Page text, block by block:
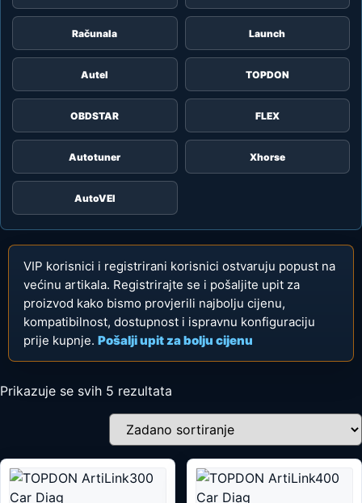
Računala Launch
Autel TOPDON
OBDSTAR FLEX
Autotuner Xhorse
AutoVEI
VIP korisnici i registrirani korisnici ostvaruju popust na
većinu artikala. Registrirajte se i pošaljite upit za
proizvod kako bismo provjerili najbolju cijenu,
kompatibilnost, dostupnost i ispravnu konfiguraciju
prije kupnje. Pošalji upit za bolju cijenu
Prikazuje se svih 5 rezultata